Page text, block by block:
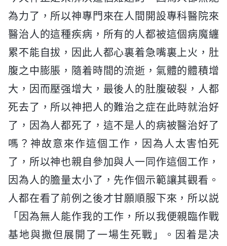
為力了，所以神專門來在人間開設專科醫院來
醫治人的這種疾病，所有的人都被這個病魔纏
累不能自拔，因此人都心裏着急嘴裏上火，肚
腹之中膨脹，隨着時間的流逝，氣體的體積增
大，因而壓强增大，最後人的肚腹破裂，人都
死去了，所以神把人的難治之症在此時就治好
了，因為人都死了，這不是人的病被醫治好了
嗎？神故意來作這個工作，因為人太害怕死
了，所以神也親自參加與人一同作這個工作，
因為人的膽量太小了，先作個示範讓其觀看。
人都在看了前例之後才甘願順服下來，所以説
「因為無人能作我的工作，所以我便親臨作戰
基地與撒但展開了一場生死戰」。因着是决